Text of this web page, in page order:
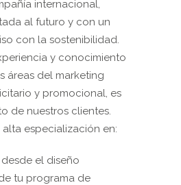
internacional,
al futuro y con un
con la sostenibilidad.
y conocimiento
áreas del marketing
y promocional, es
de nuestros clientes.
especialización en:
el diseño
tu programa de